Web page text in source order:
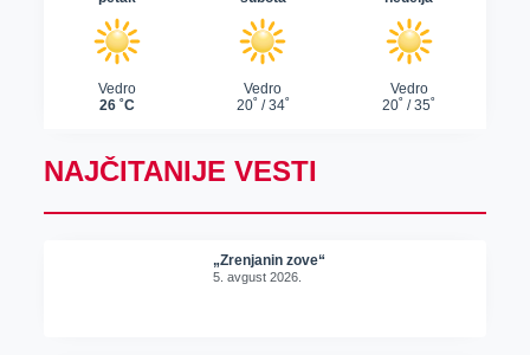
NAJČITANIJE VESTI
„Zrenjanin zove“
5. avgust 2026.